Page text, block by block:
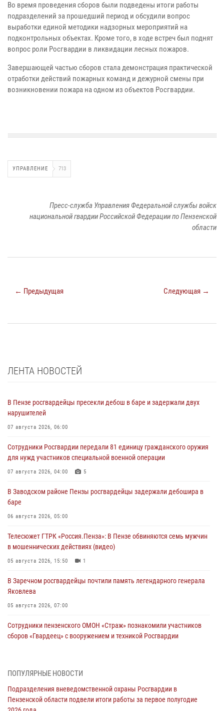
Во время проведения сборов были подведены итоги работы
подразделений за прошедший период и обсудили вопрос
выработки единой методики надзорных мероприятий на
подконтрольных объектах. Кроме того, в ходе встреч был поднят
вопрос роли Росгвардии в ликвидации лесных пожаров.
Завершающей частью сборов стала демонстрация практической
отработки действий пожарных команд и дежурной смены при
возникновении пожара на одном из объектов Росгвардии.
УПРАВЛЕНИЕ 713
Пресс-служба Управления Федеральной службы войск
национальной гвардии Российской Федерации по Пензенской
области
← Предыдущая Следующая →
ЛЕНТА НОВОСТЕЙ
В Пензе росгвардейцы пресекли дебош в баре и задержали двух
нарушителей
07 августа 2026, 06:00
Сотрудники Росгвардии передали 81 единицу гражданского оружия
для нужд участников специальной военной операции
07 августа 2026, 04:00 5
В Заводском районе Пензы росгвардейцы задержали дебошира в
баре
06 августа 2026, 05:00
Телесюжет ГТРК «Россия.Пенза»: В Пензе обвиняются семь мужчин
в мошеннических действиях (видео)
05 августа 2026, 15:50 1
В Заречном росгвардейцы почтили память легендарного генерала
Яковлева
05 августа 2026, 07:00
Сотрудники пензенского ОМОН «Страж» познакомили участников
сборов «Гвардеец» с вооружением и техникой Росгвардии
В Пензе сотрудники Росгвардии оказали помощь
05 августа 2026, 04:00
ПОПУЛЯРНЫЕ НОВОСТИ
Подразделения вневедомственной охраны Росгвардии в
Пензенской области подвели итоги работы за первое полугодие